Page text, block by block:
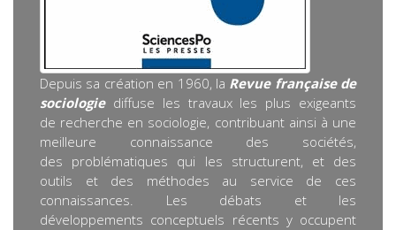
Depuis sa création en 1960, la Revue française de
sociologiediffuse les travaux les plus exigeants
de recherche en sociologie, contribuant ainsi à une
meilleure connaissance des sociétés,
des problématiques qui les structurent, et des
outils et des méthodes au service de ces
connaissances. Les débats et les
développements conceptuels récents y occupent